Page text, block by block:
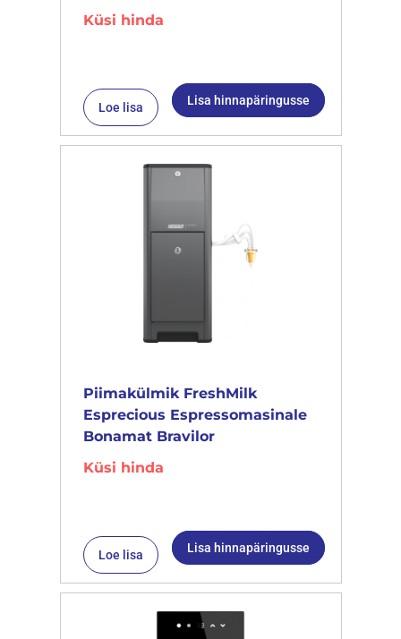
Küsi hinda
Loe lisa Lisa hinnapäringusse
Piimakülmik FreshMilk
Esprecious Espressomasinale
Bonamat Bravilor
Küsi hinda
Loe lisa Lisa hinnapäringusse